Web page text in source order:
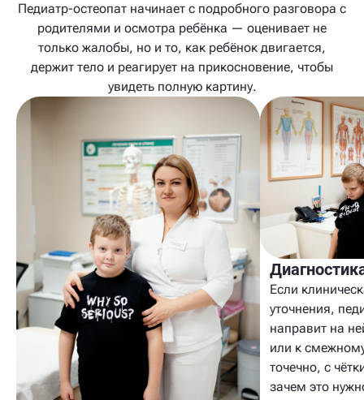
Педиатр-остеопат начинает с подробного разговора с
родителями и осмотра ребёнка — оценивает не
только жалобы, но и то, как ребёнок двигается,
держит тело и реагирует на прикосновение, чтобы
увидеть полную картину.
Если
уточнения,
направит на
или к
точечно, с
зачем это